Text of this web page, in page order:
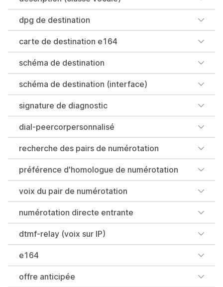
dpg de destination
carte de destination e164
schéma de destination
schéma de destination (interface)
signature de diagnostic
dial-peercorpersonnalisé
recherche des pairs de numérotation
préférence d'homologue de numérotation
voix du pair de numérotation
numérotation directe entrante
dtmf-relay (voix sur IP)
e164
offre anticipée